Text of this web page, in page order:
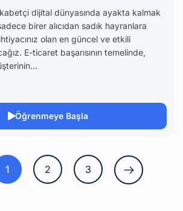
dijital dünyasında ayakta kalmak
birer alıcıdan sadık hayranlara
olan en güncel ve etkili
E-ticaret başarısının temelinde,
Öğrenmeye Başla
1 2 3